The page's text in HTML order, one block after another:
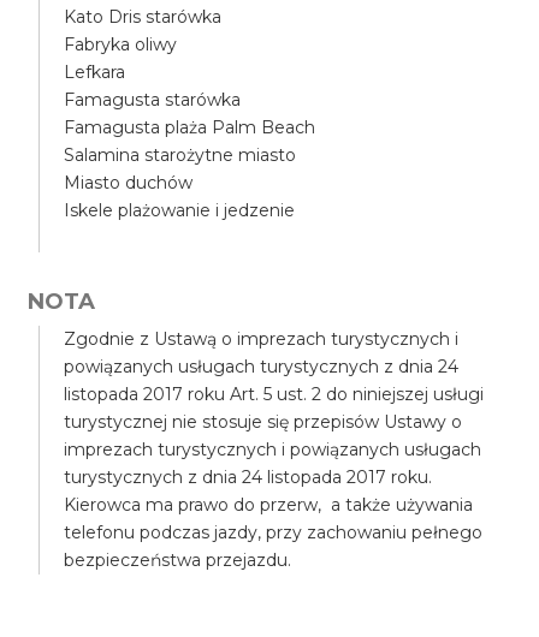
Kato Dris starówka
Fabryka oliwy
Lefkara
Famagusta starówka
Famagusta plaża Palm Beach
Salamina starożytne miasto
Miasto duchów
Iskele plażowanie i jedzenie
NOTA
Zgodnie z Ustawą o imprezach turystycznych i
powiązanych usługach turystycznych z dnia 24
listopada 2017 roku Art. 5 ust. 2 do niniejszej usługi
turystycznej nie stosuje się przepisów Ustawy o
imprezach turystycznych i powiązanych usługach
turystycznych z dnia 24 listopada 2017 roku.
Kierowca ma prawo do przerw, a także używania
telefonu podczas jazdy, przy zachowaniu pełnego
bezpieczeństwa przejazdu.